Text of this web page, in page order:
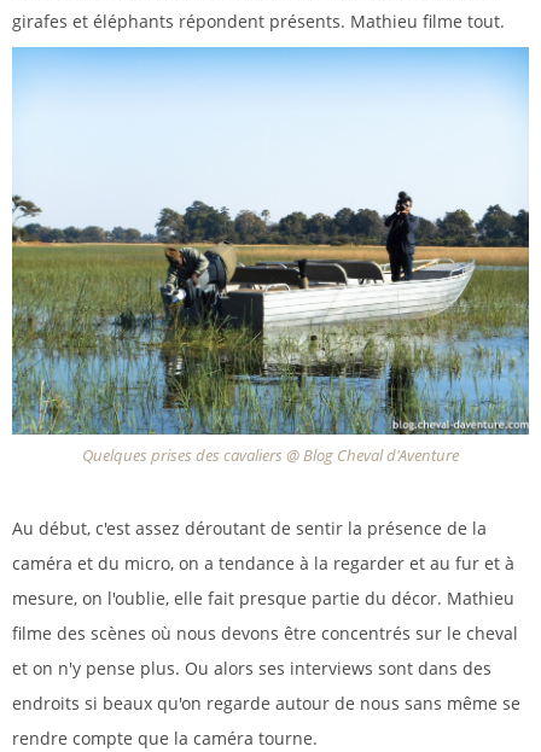
girafes et éléphants répondent présents. Mathieu filme tout.
Quelques prises des cavaliers @ Blog Cheval d'Aventure
Au début, c'est assez déroutant de sentir la présence de la
caméra et du micro, on a tendance à la regarder et au fur et à
mesure, on l'oublie, elle fait presque partie du décor. Mathieu
filme des scènes où nous devons être concentrés sur le cheval
et on n'y pense plus. Ou alors ses interviews sont dans des
endroits si beaux qu'on regarde autour de nous sans même se
rendre compte que la caméra tourne.